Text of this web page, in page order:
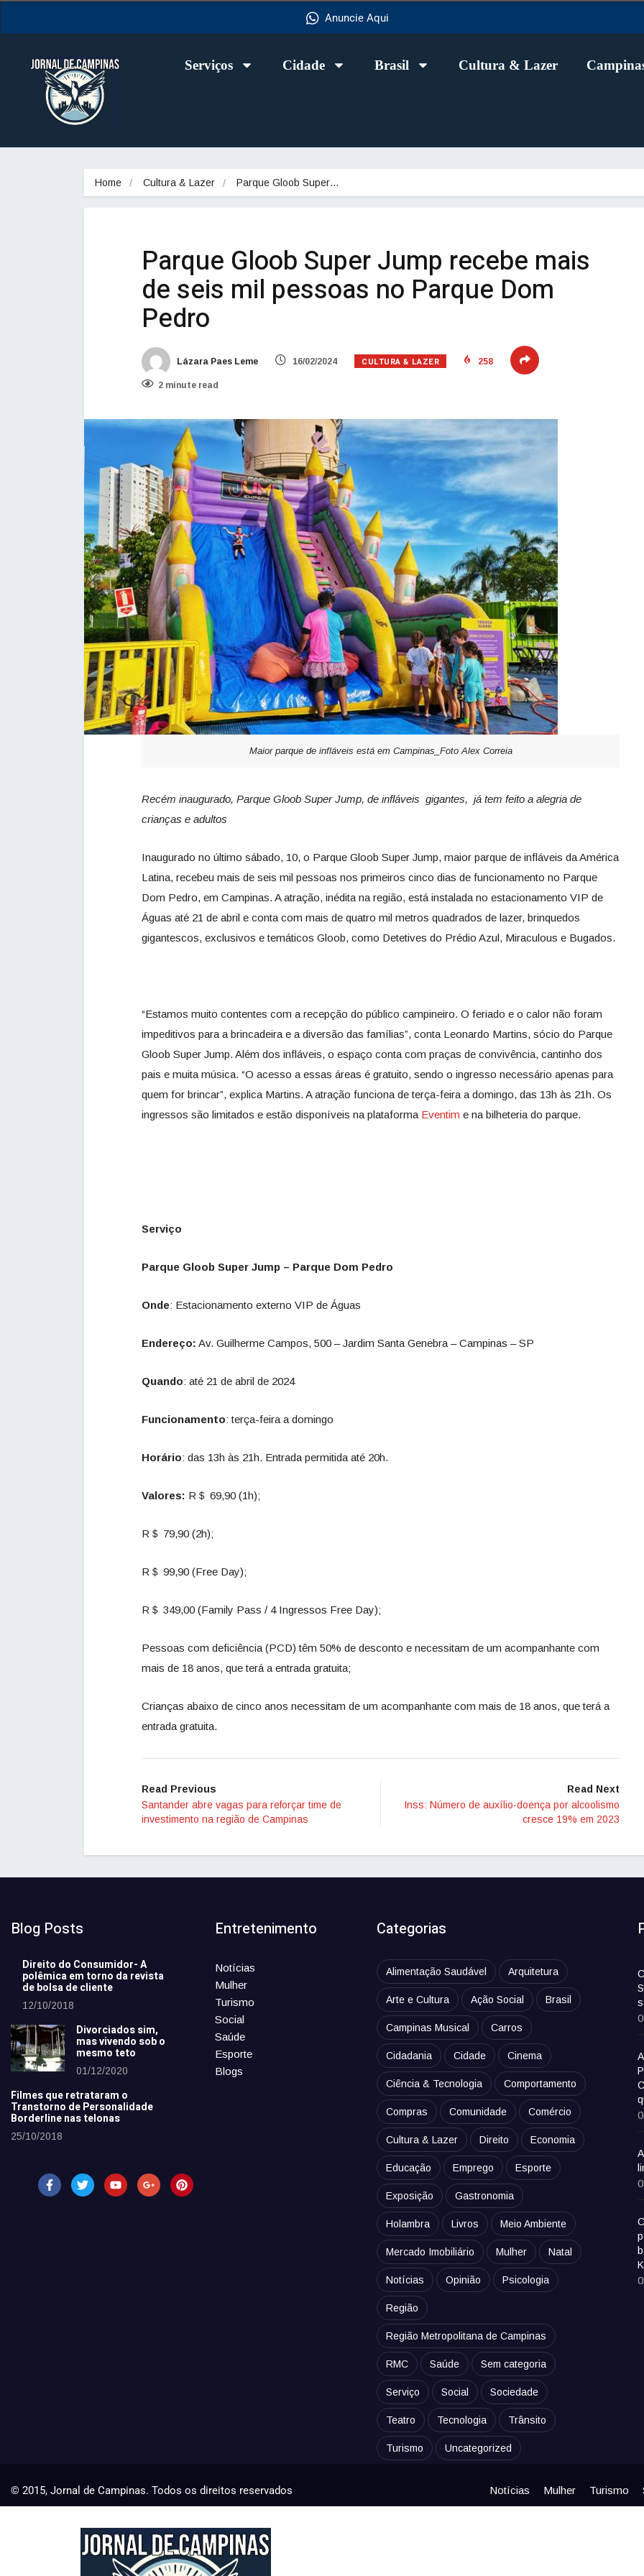
Anuncie Aqui
Serviços Cidade Brasil Cultura & Lazer
Home Cultura & Lazer Parque Gloob Super…
Parque Gloob Super Jump recebe mais
de seis mil pessoas no Parque Dom
Pedro
Lázara Paes Leme 16/02/2024 CULTURA & LAZER 258
2 minute read
Maior parque de infláveis está em Campinas_Foto Alex Correia
Recém inaugurado, Parque Gloob Super Jump, de infláveis gigantes, já tem feito a alegria de
crianças e adultos
Inaugurado no último sábado, 10, o Parque Gloob Super Jump, maior parque de infláveis da América
Latina, recebeu mais de seis mil pessoas nos primeiros cinco dias de funcionamento no Parque
Dom Pedro, em Campinas. A atração, inédita na região, está instalada no estacionamento VIP de
Águas até 21 de abril e conta com mais de quatro mil metros quadrados de lazer, brinquedos
gigantescos, exclusivos e temáticos Gloob, como Detetives do Prédio Azul, Miraculous e Bugados.
“Estamos muito contentes com a recepção do público campineiro. O feriado e o calor não foram
impeditivos para a brincadeira e a diversão das famílias”, conta Leonardo Martins, sócio do Parque
Gloob Super Jump. Além dos infláveis, o espaço conta com praças de convivência, cantinho dos
pais e muita música. “O acesso a essas áreas é gratuito, sendo o ingresso necessário apenas para
quem for brincar”, explica Martins. A atração funciona de terça-feira a domingo, das 13h às 21h. Os
ingressos são limitados e estão disponíveis na plataforma Eventim e na bilheteria do parque.
Serviço
Parque Gloob Super Jump – Parque Dom Pedro
Onde: Estacionamento externo VIP de Águas
Endereço: Av. Guilherme Campos, 500 – Jardim Santa Genebra – Campinas – SP
Quando: até 21 de abril de 2024
Funcionamento: terça-feira a domingo
Horário: das 13h às 21h. Entrada permitida até 20h.
Valores: R＄ 69,90 (1h);
R＄ 79,90 (2h);
R＄ 99,90 (Free Day);
R＄ 349,00 (Family Pass / 4 Ingressos Free Day);
Pessoas com deficiência (PCD) têm 50% de desconto e necessitam de um acompanhante com
mais de 18 anos, que terá a entrada gratuita;
Crianças abaixo de cinco anos necessitam de um acompanhante com mais de 18 anos, que terá a
entrada gratuita.
Read Previous
Santander abre vagas para reforçar time de
investimento na região de Campinas
Read Next
Inss: Número de auxílio-doença por alcoolismo
cresce 19% em 2023
Blog Posts
Direito do Consumidor- A
polêmica em torno da revista
de bolsa de cliente
12/10/2018
Divorciados sim,
mas vivendo sob o
mesmo teto
01/12/2020
Filmes que retrataram o
Transtorno de Personalidade
Borderline nas telonas
25/10/2018
Entretenimento
Notícias
Mulher
Turismo
Social
Saúde
Esporte
Blogs
Categorias
Alimentação Saudável Arquitetura
Arte e Cultura Ação Social Brasil
Campinas Musical Carros
Cidadania Cidade Cinema
Ciência & Tecnologia Comportamento
Compras Comunidade Comércio
Cultura & Lazer Direito Economia
Educação Emprego Esporte
Exposição Gastronomia
Holambra Livros Meio Ambiente
Mercado Imobiliário Mulher Natal
Notícias Opinião Psicologia
Região
Região Metropolitana de Campinas
RMC Saúde Sem categoria
Serviço Social Sociedade
Teatro Tecnologia Trânsito
Turismo Uncategorized
© 2015, Jornal de Campinas. Todos os direitos reservados Notícias Mulher Turismo